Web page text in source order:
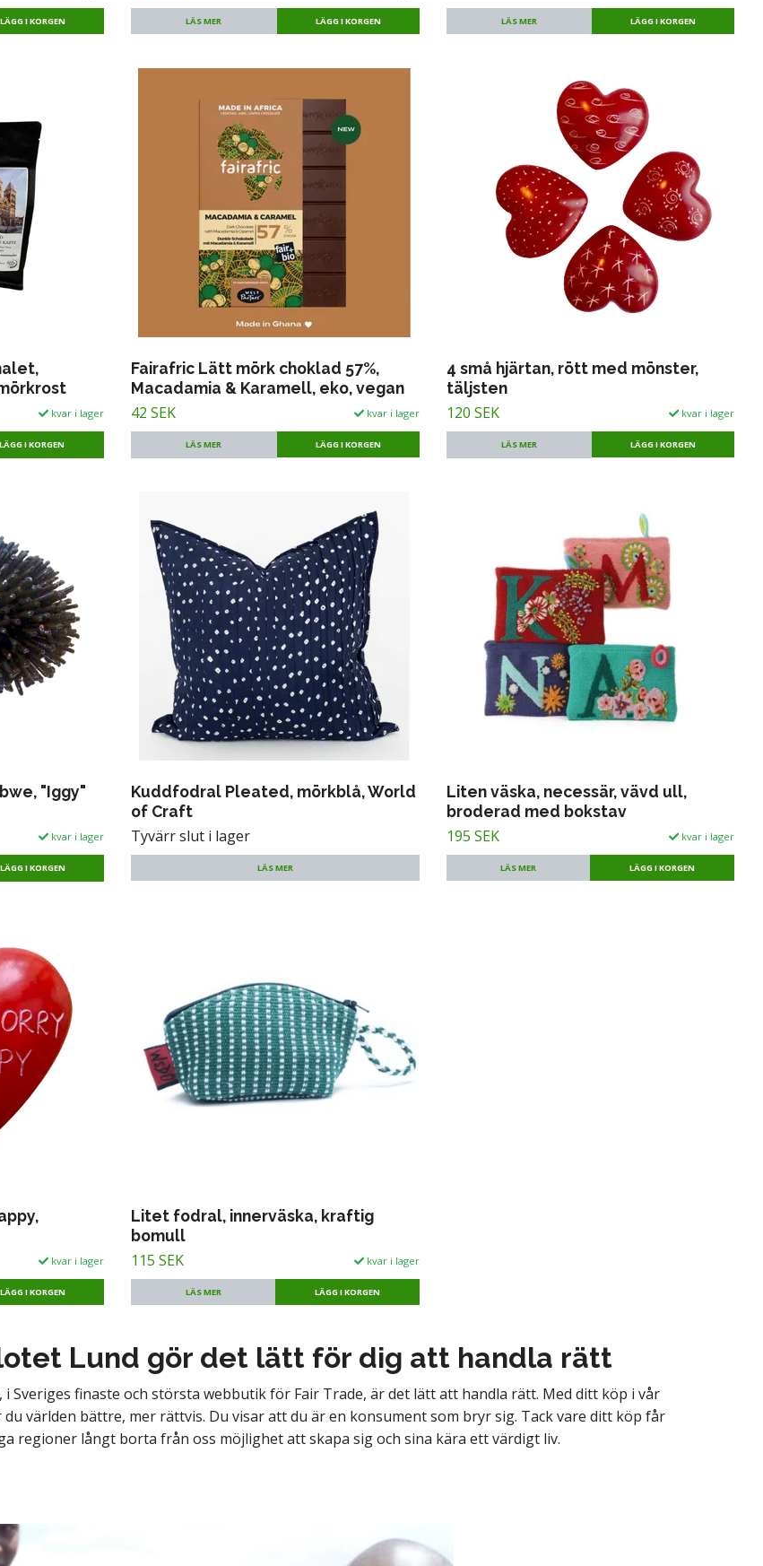
LÄS MER LÄS MER
kvar i lager
LÄGG I KORGEN
Fairafric Lätt mörk choklad 57%,
Macadamia & Karamell, eko, vegan
42 SEK kvar i lager
LÄS MER
4 små hjärtan, rött med mönster,
täljsten
120 SEK kvar i lager
LÄS MER
"Iggy"
kvar i lager
Kuddfodral Pleated, mörkblå, World
of Craft
Tyvärr slut i lager
LÄS MER
Liten väska, necessär, vävd ull,
broderad med bokstav
195 SEK kvar i lager
LÄS MER LÄGG I KORGEN
kvar i lager
Litet fodral, innerväska, kraftig
bomull
115 SEK kvar i lager
LÄS MER LÄGG I KORGEN
Lund gör det lätt för dig att handla rätt
Sveriges finaste och största webbutik för Fair Trade, är det lätt att handla rätt. Med ditt köp i vår
världen bättre, mer rättvis. Du visar att du är en konsument som bryr sig. Tack vare ditt köp får
regioner långt borta från oss möjlighet att skapa sig och sina kära ett värdigt liv.